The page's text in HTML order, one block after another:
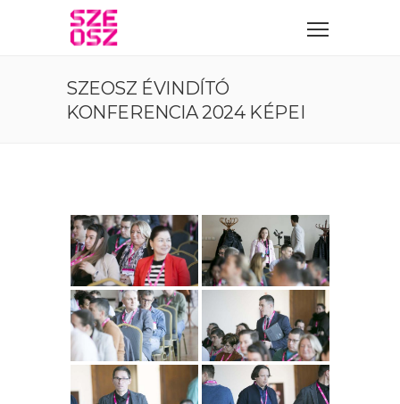
SZEOSZ ÉVINDÍTÓ
KONFERENCIA 2024 KÉPEI